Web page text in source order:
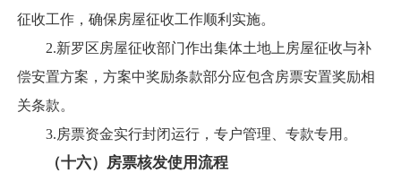
征收工作，确保房屋征收工作顺利实施。
2.新罗区房屋征收部门作出集体土地上房屋征收与补
偿安置方案，方案中奖励条款部分应包含房票安置奖励相
关条款。
3.房票资金实行封闭运行，专户管理、专款专用。
（十六）房票核发使用流程